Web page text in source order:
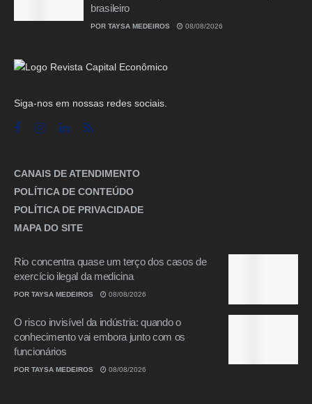
brasileiro
POR TAYSA MEDEIROS 08/08/2026
Siga-nos em nossas redes sociais.
CANAIS DE ATENDIMENTO
POLÍTICA DE CONTEÚDO
POLÍTICA DE PRIVACIDADE
MAPA DO SITE
Rio concentra quase um terço dos casos de
exercício ilegal da medicina
POR TAYSA MEDEIROS 08/08/2026
O risco invisível da indústria: quando o
conhecimento vai embora junto com os
funcionários
POR TAYSA MEDEIROS 08/08/2026